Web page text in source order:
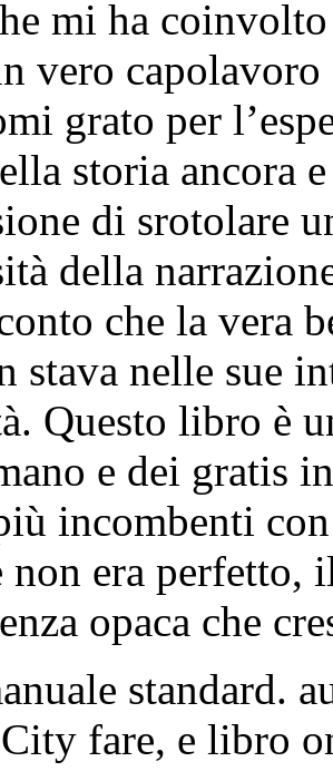
mi ha
vero
grato per
storia ancora
di srotolare
della
che la vera
stava nelle sue
Questo libro è
e dei gratis
incombenti
non era perfetto,
opaca che
standard.
fare, e libro